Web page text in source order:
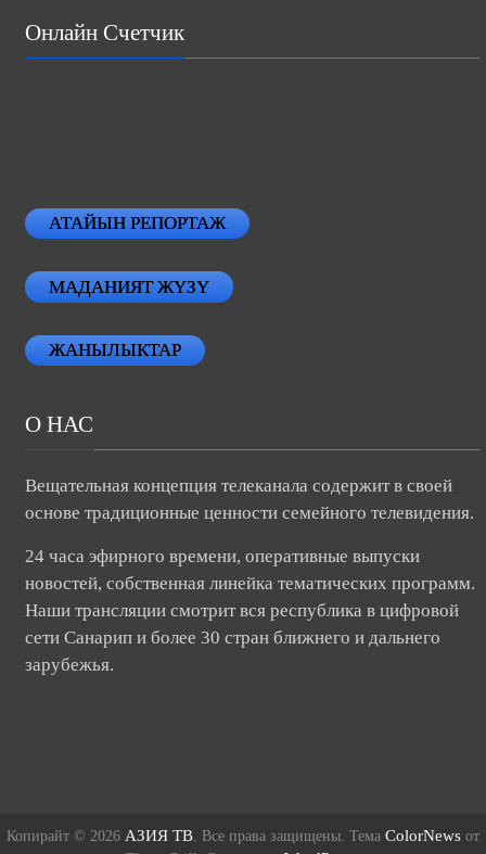
Онлайн Счетчик
АТАЙЫН РЕПОРТАЖ
МАДАНИЯТ ЖҮЗҮ
ЖАНЫЛЫКТАР
О НАС
Вещательная концепция телеканала содержит в своей
основе традиционные ценности семейного телевидения.
24 часа эфирного времени, оперативные выпуски
новостей, собственная линейка тематических программ.
Наши трансляции смотрит вся республика в цифровой
сети Санарип и более 30 стран ближнего и дальнего
зарубежья.
Копирайт © 2026 АЗИЯ ТВ. Все права защищены. Тема ColorNews от